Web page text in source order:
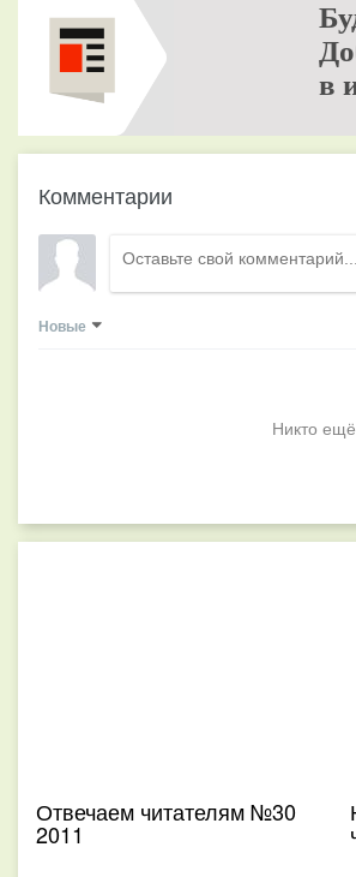
в
Комментарии
Новые
Никто
Отвечаем читателям №30
2011